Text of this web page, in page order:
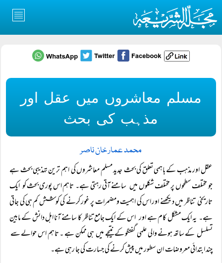
مسلم معاشروں میں عقل اور
مذہب کی بحث
محمد عمار خان ناصر
عقل اور مذہب کے باہمی تعلق کی بحث جدید مسلم معاشروں کی اہم ترین تہذیبی بحث ہے
جو مختلف سطحوں پر مختلف شکلوں میں سامنے آتی رہتی ہے۔ تاہم اس پوری بحث کو ایک
تاریخی تناظر میں دیکھنے اور اس کی اہمیت ومضمرات پر غور کرنے کی کوشش کم ہی کی جاتی
ہے۔ یہ ایک مشکل کام ہے اور اس کے ایک جامع تناظر کا سامنے آنا اہل دانش کے مابین
تسلسل کے ساتھ ہونے والی علمی گفتگو کے نتیجے میں ہی ممکن ہے ۔ تاہم اس حوالے سے
چند ابتدائی معروضات ان سطور میں پیش کرنے کی جسارت کی جا رہی ہے۔